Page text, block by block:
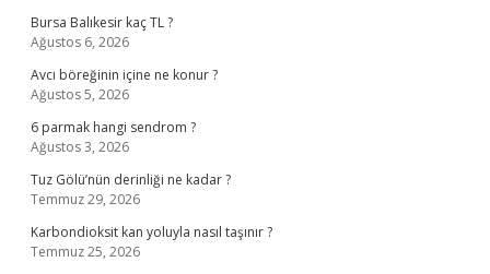
Bursa Balıkesir kaç TL ?
Ağustos 6, 2026
Avcı böreğinin içine ne konur ?
Ağustos 5, 2026
6 parmak hangi sendrom ?
Ağustos 3, 2026
Tuz Gölü’nün derinliği ne kadar ?
Temmuz 29, 2026
Karbondioksit kan yoluyla nasıl taşınır ?
Temmuz 25, 2026